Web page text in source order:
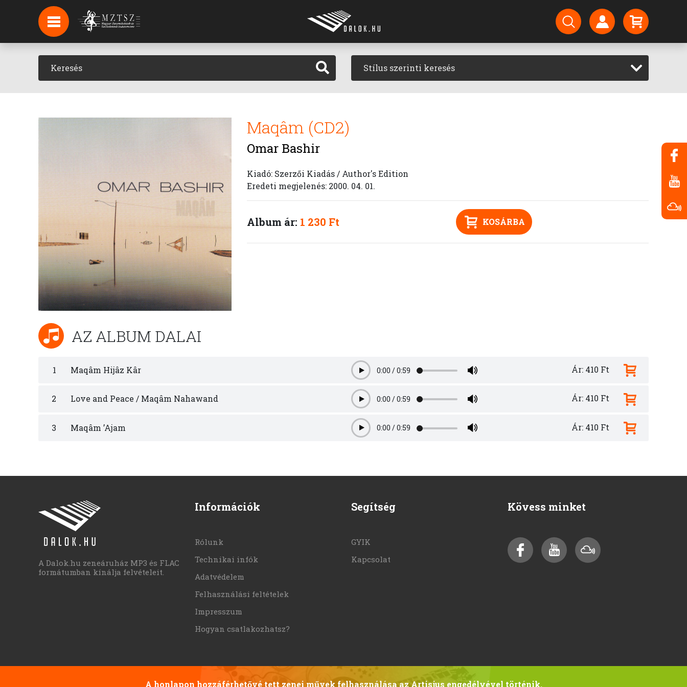
HÍREK
HÍRLEVÉL FELIRATKOZÁS
PODCAST Stílus szerinti keresés
Maqâm (CD2)
Omar Bashir
Kiadó: Szerzői Kiadás / Author's Edition
Eredeti megjelenés: 2000. 04. 01.
Album ár: 1 230 Ft KOSÁRBA
AZ ALBUM DALAI
1 Maqâm Hijâz Kâr Play0:00 /0:59 Ár: 410 Ft
2 Love and Peace / Maqâm Nahawand Play0:00 /0:59 Ár: 410 Ft
3 Maqâm ’Ajam Play0:00 /0:59 Ár: 410 Ft
A Dalok.hu zeneáruház MP3 és FLAC
formátumban kínálja felvételeit.
Információk
Rólunk
Technikai infók
Adatvédelem
Felhasználási feltételek
Impresszum
Hogyan csatlakozhatsz?
Segítség
GYIK
Kapcsolat
Kövess minket
A honlapon hozzáférhetővé tett zenei művek felhasználása az Artisjus engedélyével történik.